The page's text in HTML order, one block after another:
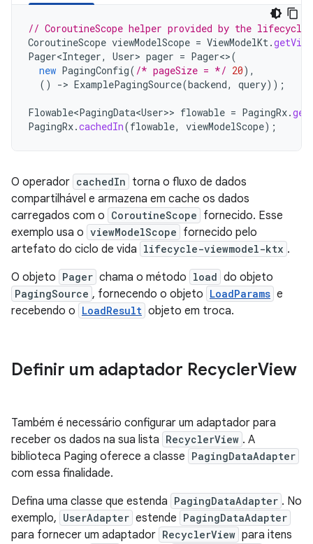
// CoroutineScope helper provided by the
CoroutineScope viewModelScope = ViewModelKt.
Pager<Integer, User> pager = Pager<>(
new PagingConfig( /* pageSize = */ 20),
()
-> ExamplePagingSource(backend, query));
Flowable<PagingData<User>> flowable = PagingRx.
PagingRx.cachedIn(flowable, viewModelScope);
O operador cachedIn torna o fluxo de dados
compartilhável e armazena em cache os dados
carregados com o CoroutineScope fornecido. Esse
exemplo usa o viewModelScope fornecido pelo
artefato do ciclo de vida lifecycle-viewmodel-ktx .
O objeto Pager chama o método load do objeto
PagingSource , fornecendo o objeto LoadParams e
recebendo o LoadResult objeto em troca.
Definir um adaptador RecyclerView
Também é necessário configurar um adaptador para
receber os dados na sua lista RecyclerView . A
biblioteca Paging oferece a classe PagingDataAdapter
com essa finalidade.
Defina uma classe que estenda PagingDataAdapter . No
exemplo, UserAdapter estende PagingDataAdapter
para fornecer um adaptador RecyclerView para itens